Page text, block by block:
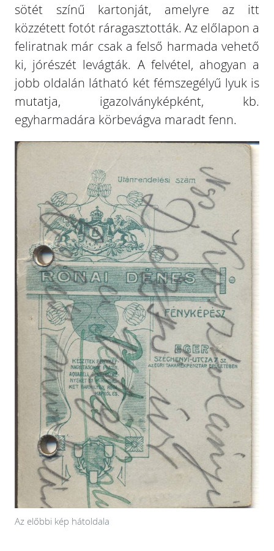
sötét színű kartonját, amelyre az itt
közzétett fotót ráragasztották. Az előlapon a
feliratnak már csak a felső harmada vehető
ki, jórészét levágták. A felvétel, ahogyan a
jobb oldalán látható két fémszegélyű lyuk is
mutatja, igazolványképként, kb.
egyharmadára körbevágva maradt fenn.
Az előbbi kép hátoldala